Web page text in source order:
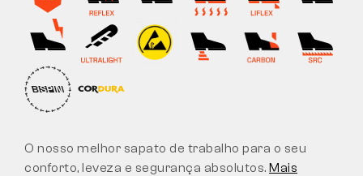
O nosso melhor sapato de trabalho para o seu
conforto, leveza e segurança absolutos. Mais